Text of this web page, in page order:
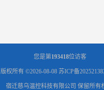
您是第193418位访客
版权所有 ©2026-08-08 苏ICP备
宿迁慈乌温控科技有限公司 保留所有